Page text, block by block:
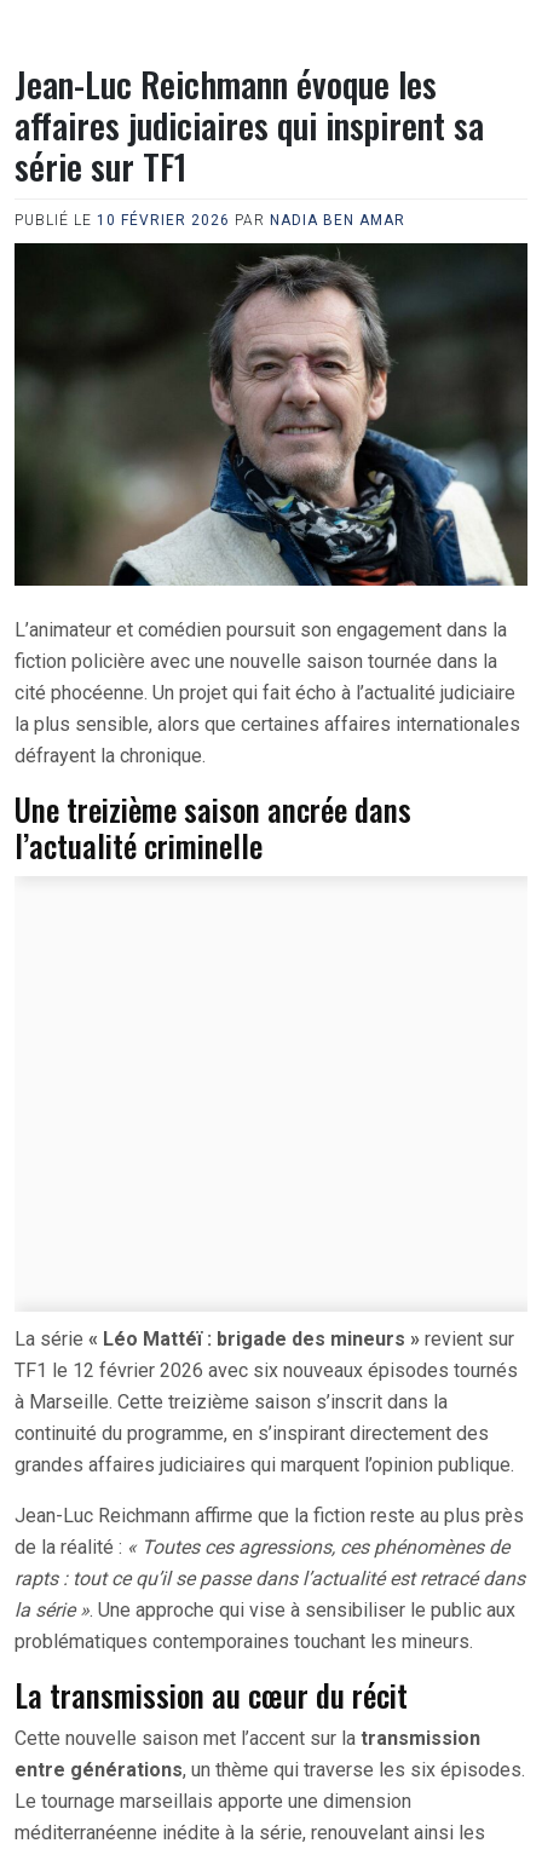
Jean-Luc Reichmann évoque les
affaires judiciaires qui inspirent sa
série sur TF1
PUBLIÉ LE 10 FÉVRIER 2026 PAR NADIA BEN AMAR
L’animateur et comédien poursuit son engagement dans la
fiction policière avec une nouvelle saison tournée dans la
cité phocéenne. Un projet qui fait écho à l’actualité judiciaire
la plus sensible, alors que certaines affaires internationales
défrayent la chronique.
Une treizième saison ancrée dans
l’actualité criminelle
La série « Léo Mattéï : brigade des mineurs » revient sur
TF1 le 12 février 2026 avec six nouveaux épisodes tournés
à Marseille. Cette treizième saison s’inscrit dans la
continuité du programme, en s’inspirant directement des
grandes affaires judiciaires qui marquent l’opinion publique.
Jean-Luc Reichmann affirme que la fiction reste au plus près
de la réalité : « Toutes ces agressions, ces phénomènes de
rapts : tout ce qu’il se passe dans l’actualité est retracé dans
la série ». Une approche qui vise à sensibiliser le public aux
problématiques contemporaines touchant les mineurs.
La transmission au cœur du récit
Cette nouvelle saison met l’accent sur la transmission
entre générations, un thème qui traverse les six épisodes.
Le tournage marseillais apporte une dimension
méditerranéenne inédite à la série, renouvelant ainsi les